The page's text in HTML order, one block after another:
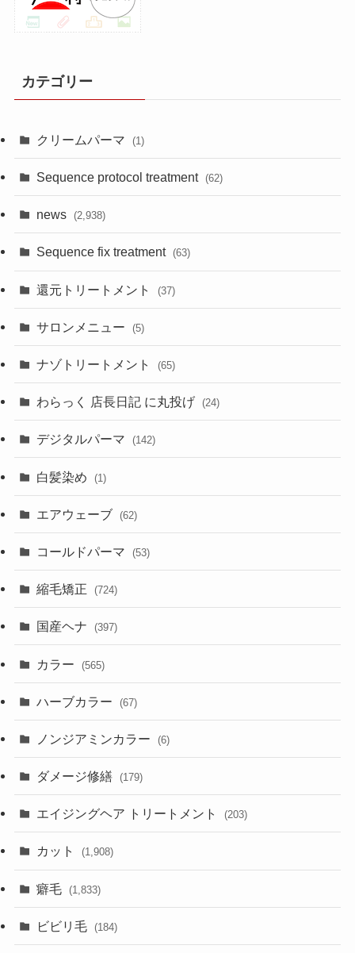
カテゴリー
クリームパーマ (1)
Sequence protocol treatment (62)
news (2,938)
Sequence fix treatment (63)
還元トリートメント (37)
サロンメニュー (5)
ナゾトリートメント (65)
わらっく 店長日記 に丸投げ (24)
デジタルパーマ (142)
白髪染め (1)
エアウェーブ (62)
コールドパーマ (53)
縮毛矯正 (724)
国産ヘナ (397)
カラー (565)
ハーブカラー (67)
ノンジアミンカラー (6)
ダメージ修繕 (179)
エイジングヘア トリートメント (203)
カット (1,908)
癖毛 (1,833)
ビビリ毛 (184)